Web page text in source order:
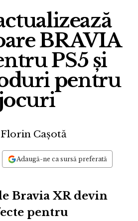
BRAVIA
PS5 și
pentru
Florin Cașotă
Adaugă-ne ca sursă preferată
Bravia XR devin
pentru